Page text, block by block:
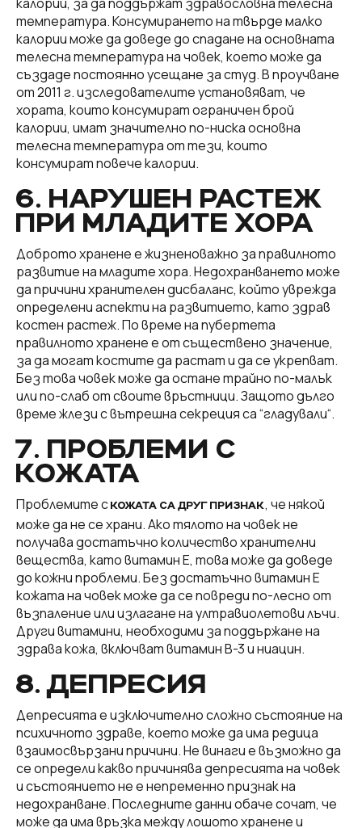
температура. Консумирането на твърде малко
калории може да доведе до спадане на основната
телесна температура на човек, което може да
създаде постоянно усещане за студ. В проучване
от 2011 г. изследователите установяват, че
хората, които консумират ограничен брой
калории, имат значително по-ниска основна
телесна температура от тези, които
консумират повече калории.
6. НАРУШЕН РАСТЕЖ
ПРИ МЛАДИТЕ ХОРА
Доброто хранене е жизненоважно за правилното
развитие на младите хора. Недохранването може
да причини хранителен дисбаланс, който уврежда
определени аспекти на развитието, като здрав
костен растеж. По време на пубертета
правилното хранене е от съществено значение,
за да могат костите да растат и да се укрепват.
Без това човек може да остане трайно по-малък
или по-слаб от своите връстници. Защото дълго
време жлези с вътрешна секреция са “гладували“.
7. ПРОБЛЕМИ С
КОЖАТА
Проблемите с КОЖАТА СА ДРУГ ПРИЗНАК, че някой
може да не се храни. Ако тялото на човек не
получава достатъчно количество хранителни
вещества, като витамин Е, това може да доведе
до кожни проблеми. Без достатъчно витамин Е
кожата на човек може да се повреди по-лесно от
възпаление или излагане на ултравиолетови лъчи.
Други витамини, необходими за поддържане на
здрава кожа, включват витамин В-3 и ниацин.
8. ДЕПРЕСИЯ
Депресията е изключително сложно състояние на
психичното здраве, което може да има редица
взаимосвързани причини. Не винаги е възможно да
се определи какво причинява депресията на човек
и състоянието не е непременно признак на
недохранване. Последните данни обаче сочат, че
може да има връзка между лошото хранене и